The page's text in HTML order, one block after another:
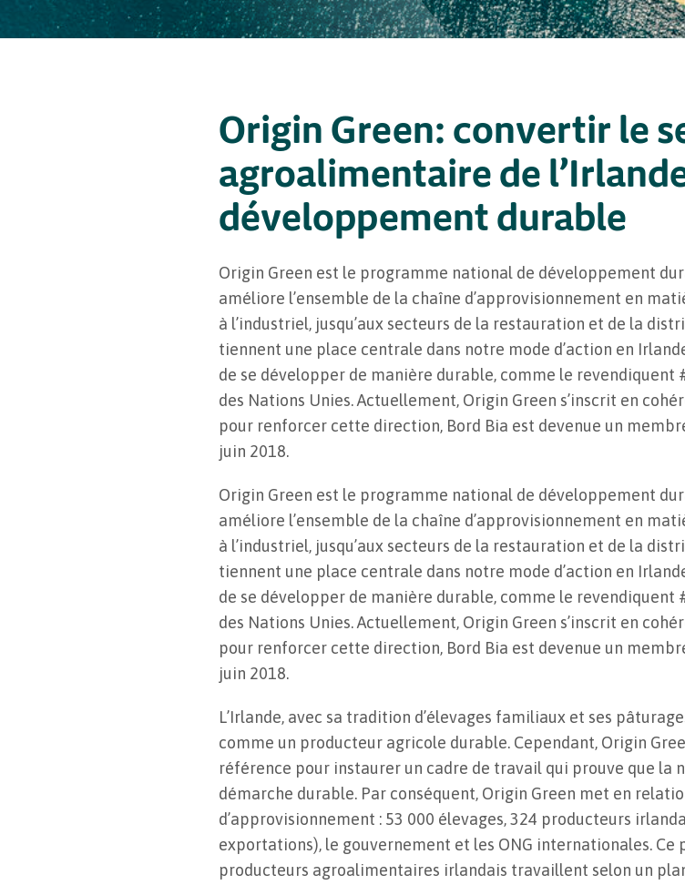
Origin Green: convertir le
agroalimentaire de
développement durable
Origin Green est le programme national de développement
améliore l’ensemble de la chaîne d’approvisionnement en
à l’industriel, jusqu’aux secteurs de la restauration et de la
tiennent une place centrale dans notre mode d’action en
de se développer de manière durable, comme le
des Nations Unies. Actuellement, Origin Green s’inscrit en
pour renforcer cette direction, Bord Bia est devenue un
juin 2018.
Origin Green est le programme national de développement
améliore l’ensemble de la chaîne d’approvisionnement en
à l’industriel, jusqu’aux secteurs de la restauration et de la
tiennent une place centrale dans notre mode d’action en
de se développer de manière durable, comme le
des Nations Unies. Actuellement, Origin Green s’inscrit en
pour renforcer cette direction, Bord Bia est devenue un
juin 2018.
L’Irlande, avec sa tradition d’élevages familiaux et ses
comme un producteur agricole durable. Cependant, Origin
référence pour instaurer un cadre de travail qui prouve que
démarche durable. Par conséquent, Origin Green met en
d’approvisionnement : 53 000 élevages, 324 producteurs
exportations), le gouvernement et les ONG internationales.
producteurs agroalimentaires irlandais travaillent selon un